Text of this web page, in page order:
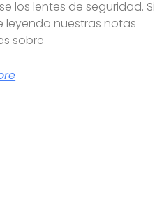
los lentes de seguridad. Si
leyendo nuestras notas
sobre